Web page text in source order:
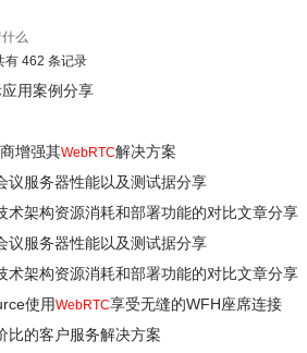
么
有 462 条记录
用案例分享
增强其WebRTC解决方案
议服务器性能以及测试据分享
术架构资源消耗和部署功能的对比文章分享
议服务器性能以及测试据分享
术架构资源消耗和部署功能的对比文章分享
使用WebRTC享受无缝的WFH座席连接
比的客户服务解决方案